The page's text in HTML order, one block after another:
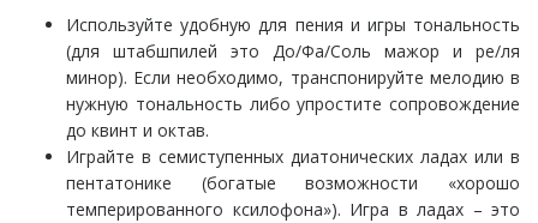
Используйте удобную для пения и игры тональность
(для штабшпилей это До/Фа/Соль мажор и ре/ля
минор). Если необходимо, транспонируйте мелодию в
нужную тональность либо упростите сопровождение
до квинт и октав.
Играйте в семиступенных диатонических ладах или в
пентатонике (богатые возможности «хорошо
темперированного ксилофона»). Игра в ладах – это